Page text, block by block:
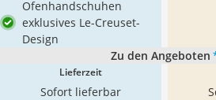
Ofenhandschuhen
exklusives Le-Creuset-
Design
Zu den Angeboten
Lieferzeit
Sofort lieferbar